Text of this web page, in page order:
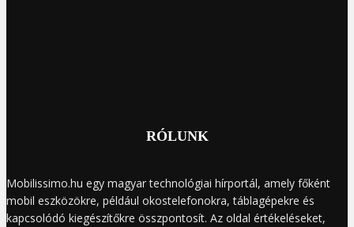
RÓLUNK
Mobilissimo.hu egy magyar technológiai hírportál, amely főként
mobil eszközökre, például okostelefonokra, táblagépekre és
kapcsolódó kiegészítőkre összpontosít. Az oldal értékeléseket,